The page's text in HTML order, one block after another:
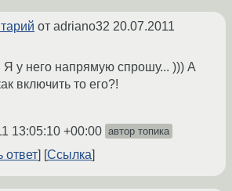
от adriano32 20.07.2011
Я у него напрямую спрошу... ))) А
включить то его?!
13:05:10 +00:00 автор топика
ответ Ссылка